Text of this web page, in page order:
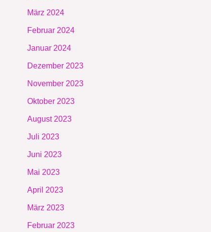
März 2024
Februar 2024
Januar 2024
Dezember 2023
November 2023
Oktober 2023
August 2023
Juli 2023
Juni 2023
Mai 2023
April 2023
März 2023
Februar 2023